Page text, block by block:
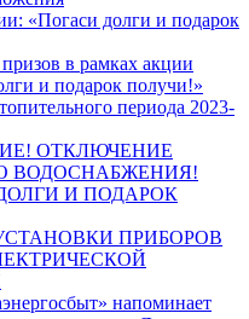
«Погаси долги и подарок
в рамках акции
и подарок получи!»
периода 2023-
ОТКЛЮЧЕНИЕ
ВОДОСНАБЖЕНИЯ!
И ПОДАРОК
ПРИБОРОВ
напоминает